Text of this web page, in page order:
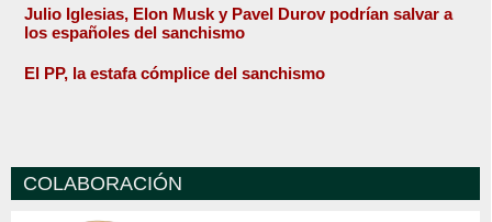
Julio Iglesias, Elon Musk y Pavel Durov podrían salvar a
los españoles del sanchismo
El PP, la estafa cómplice del sanchismo
COLABORACIÓN